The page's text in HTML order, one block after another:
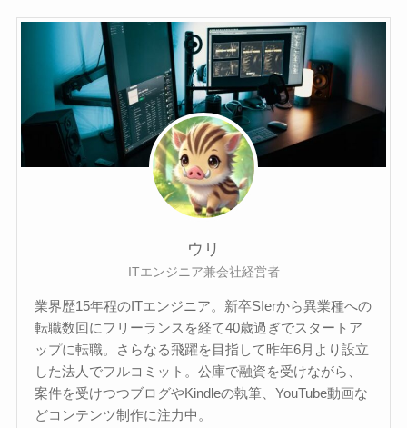
ウリ
ITエンジニア兼会社経営者
業界歴15年程のITエンジニア。新卒SIerから異業種への
転職数回にフリーランスを経て40歳過ぎでスタートア
ップに転職。さらなる飛躍を目指して昨年6月より設立
した法人でフルコミット。公庫で融資を受けながら、
案件を受けつつブログやKindleの執筆、YouTube動画な
どコンテンツ制作に注力中。